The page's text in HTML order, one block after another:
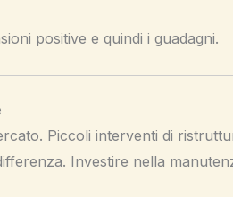
positive e quindi i guadagni.
Piccoli interventi di
Investire nella